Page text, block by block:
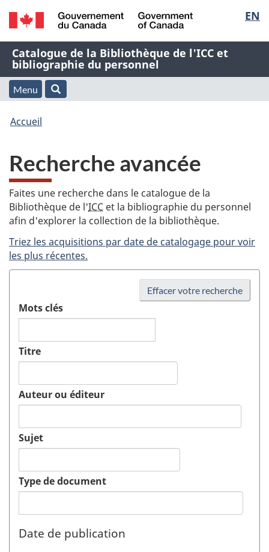
Passer
au
contenu
principal
Passer
à
« À
propos
de
application
Passer
à
la
version
HTML
de
la
EN
/
Government
of
Canada
Nom
de
l'application
Web
Catalogue de la Bibliothèque de l'ICC et
bibliographie du personnel
Menu
et
Menu
Vous
ici
Accueil
Recherche avancée
Faites une recherche dans le catalogue de la
Bibliothèque de l'ICC et la bibliographie du personnel
afin d'explorer la collection de la bibliothèque.
Triez les acquisitions par date de catalogage pour voir
les plus récentes.
Effacer votre recherche
Mots clés
Titre
Auteur ou éditeur
Sujet
Type de document
Date de publication